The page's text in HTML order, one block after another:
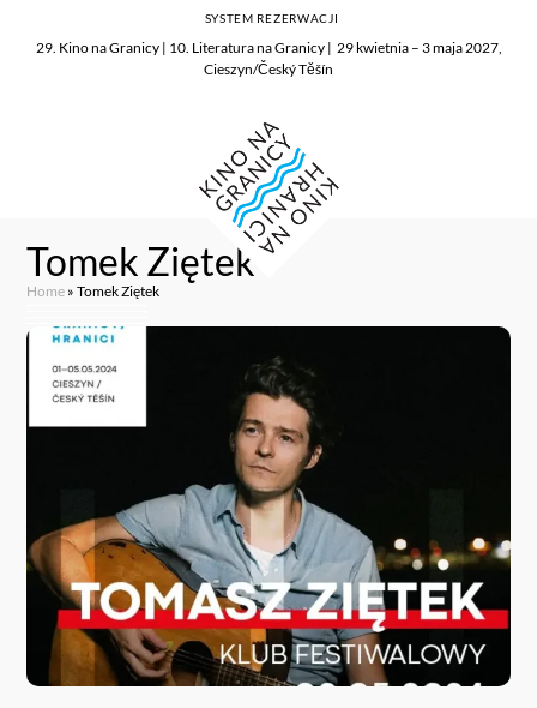
29. Kino na Granicy | 10. Literatura na Granicy | 29 kwietnia – 3 maja 2027,
Cieszyn/Český Těšín
SYSTEM REZERWACJI
Tomek Ziętek
Home »Tomek Ziętek